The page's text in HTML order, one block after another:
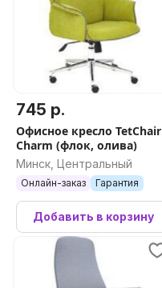
745 р.
Офисное кресло TetChair
Charm (флок, олива)
Минск, Центральный
Онлайн-заказ Гарантия
Добавить в корзину